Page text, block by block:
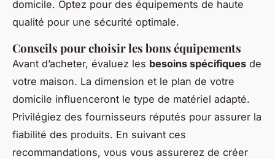
domicile. Optez pour des équipements de haute
qualité pour une sécurité optimale.
Conseils pour choisir les bons équipements
Avant d’acheter, évaluez les besoins spécifiques de
votre maison. La dimension et le plan de votre
domicile influenceront le type de matériel adapté.
Privilégiez des fournisseurs réputés pour assurer la
fiabilité des produits. En suivant ces
recommandations, vous vous assurerez de créer